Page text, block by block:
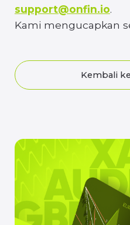
Buka Akaun Demo